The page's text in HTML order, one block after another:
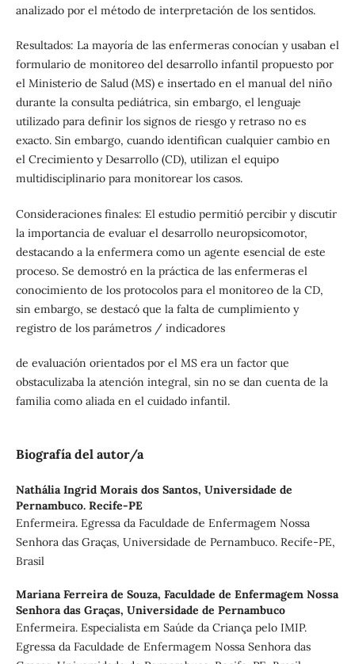
analizado por el método de interpretación de los sentidos.
Resultados: La mayoría de las enfermeras conocían y usaban el
formulario de monitoreo del desarrollo infantil propuesto por
el Ministerio de Salud (MS) e insertado en el manual del niño
durante la consulta pediátrica, sin embargo, el lenguaje
utilizado para definir los signos de riesgo y retraso no es
exacto. Sin embargo, cuando identifican cualquier cambio en
el Crecimiento y Desarrollo (CD), utilizan el equipo
multidisciplinario para monitorear los casos.
Consideraciones finales: El estudio permitió percibir y discutir
la importancia de evaluar el desarrollo neuropsicomotor,
destacando a la enfermera como un agente esencial de este
proceso. Se demostró en la práctica de las enfermeras el
conocimiento de los protocolos para el monitoreo de la CD,
sin embargo, se destacó que la falta de cumplimiento y
registro de los parámetros / indicadores
de evaluación orientados por el MS era un factor que
obstaculizaba la atención integral, sin no se dan cuenta de la
familia como aliada en el cuidado infantil.
Biografía del autor/a
Nathália Ingrid Morais dos Santos, Universidade de
Pernambuco. Recife-PE
Enfermeira. Egressa da Faculdade de Enfermagem Nossa
Senhora das Graças, Universidade de Pernambuco. Recife-PE,
Brasil
Mariana Ferreira de Souza, Faculdade de Enfermagem Nossa
Senhora das Graças, Universidade de Pernambuco
Enfermeira. Especialista em Saúde da Criança pelo IMIP.
Egressa da Faculdade de Enfermagem Nossa Senhora das